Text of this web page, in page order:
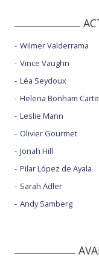
Wilmer Valderrama
Vince Vaughn
Léa Seydoux
Helena Bonham
Leslie Mann
Olivier Gourmet
Jonah Hill
Pilar López de Ayala
Sarah Adler
Andy Samberg